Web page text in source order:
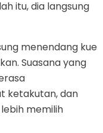
itu, dia langsung
menendang kue
Suasana yang
ketakutan, dan
memilih